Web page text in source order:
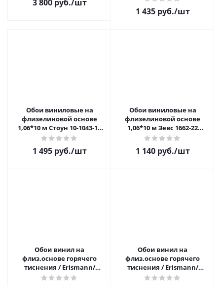
3 800 руб./шт
1 435 руб./шт
Обои виниловые на
флизелиновой основе
1,06*10 м Стоун 10-1043-11
кирпичи белые
распродажа
1 495 руб./шт
Обои виниловые на
флизелиновой основе
1,06*10 м Зевс 1662-22
распродажа
1 140 руб./шт
Обои винил на
флиз.основе горячего
тиснения / Erismann/
1,06*10м 60339-04
Обои винил на
флиз.основе горячего
тиснения / Erismann/
1,06*10м 60547-06